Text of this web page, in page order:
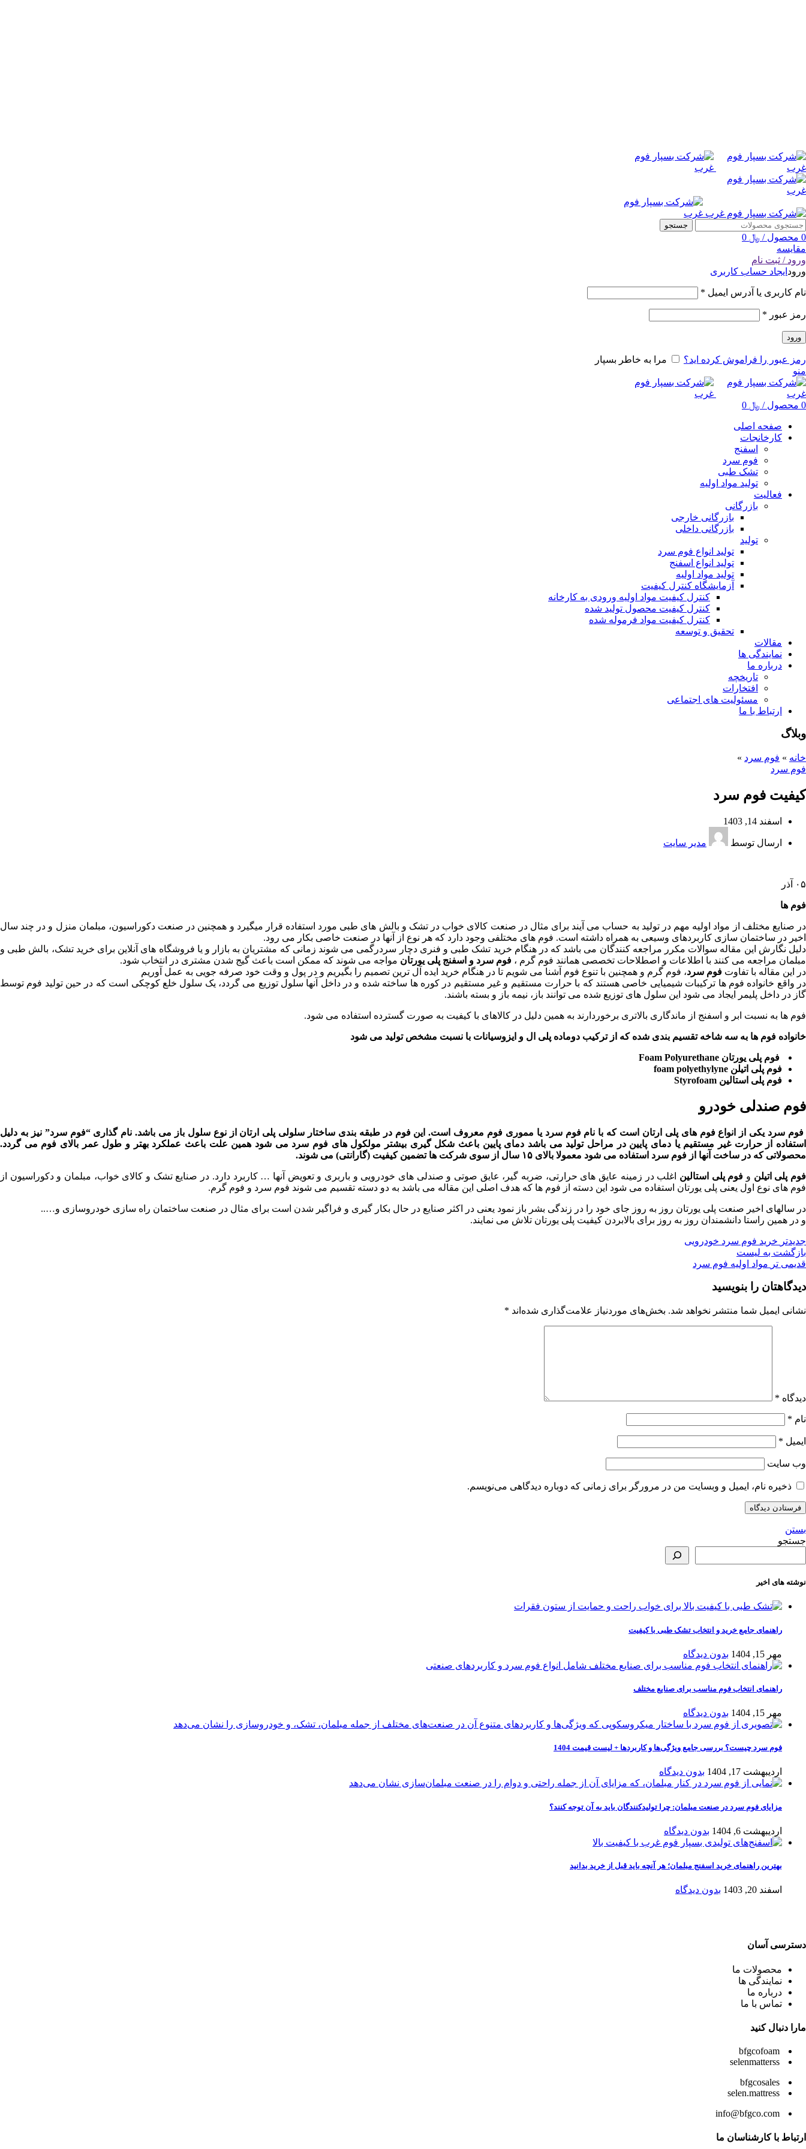
جستجو
0 محصول / ﷼
مقایسه
ورود / ثبت نام
ورود ایجاد حساب کاربری
نام کاربری یا آدرس ایمیل *
رمز عبور *
ورود
رمز عبور را فراموش کرده اید؟
مرا به خاطر بسپار
منو
0 محصول / ﷼
صفحه اصلی
کارخانجات
اسفنج
فوم سرد
تشک طبی
تولید مواد اولیه
فعالیت
بازرگانی
بازرگانی خارجی
بازرگانی داخلی
تولید
تولید انواع فوم سرد
تولید انواع اسفنج
تولید مواد اولیه
آزمایشگاه کنترل کیفیت
کنترل کیفیت مواد اولیه ورودی به کارخانه
کنترل کیفیت محصول تولید شده
کنترل کیفیت مواد فرموله شده
تحقیق و توسعه
مقالات
نمایندگی ها
درباره ما
تاریخچه
افتخارات
مسئولیت های اجتماعی
ارتباط با ما
وبلاگ
خانه » فوم سرد »
فوم سرد
کیفیت فوم سرد
اسفند 14, 1403
ارسال توسط مدیر سایت
۰۵ آذر
فوم ها
در صنایع مختلف از مواد اولیه مهم در تولید به حساب می آیند برای مثال در صنعت کالای خواب در تشک و بالش های طبی مورد استفاده قرار میگیرد و همچنین در صنعت دکوراسیون، مبلمان منزل و در چند سال
اخیر در ساختمان سازی کاربردهای وسیعی به همراه داشته است. فوم های مختلفی وجود دارد که هر نوع از آنها در صنعت خاصی بکار می رود.
دلیل نگارش این مقاله سوالات مکرر مراجعه کنندگان می باشد که در هنگام خرید تشک طبی و فنری دچار سردرگمی می شوند زمانی که مشتریان به بازار و یا فروشگاه های آنلاین برای خرید تشک، بالش طبی و
مبلمان مراجعه می کنند با اطلاعات و اصطلاحات تخصصی همانند فوم گرم ، فوم سرد و اسفنج پلی یورتان مواجه می شوند که ممکن است باعث گیج شدن مشتری در انتخاب شود.
در این مقاله با تفاوت فوم سرد، فوم گرم و همچنین با تنوع فوم آشنا می شویم تا در هنگام خرید ایده آل ترین تصمیم را بگیریم و در پول و وقت خود صرفه جویی به عمل آوریم
در واقع خانواده فوم ها ترکیبات شیمیایی خاصی هستند که با حرارت مستقیم و غیر مستقیم در کوره ها ساخته شده و در داخل آنها سلول توزیع می گردد، یک سلول خلع کوچکی است که در حین تولید فوم توسط
گاز در داخل پلیمر ایجاد می شود این سلول های توزیع شده می توانند باز، نیمه باز و بسته باشند.
فوم ها به نسبت ابر و اسفنج از ماندگاری بالاتری برخوردارند به همین دلیل در کالاهای با کیفیت به صورت گسترده استفاده می شود.
خانواده فوم ها به سه شاخه تقسیم بندی شده که از ترکیب دوماده پلی ال و ایزوسیانات با نسبت مشخص تولید می شود
فوم پلی یورتان Foam Polyurethane
فوم پلی اتیلن foam polyethylyne
فوم پلی استالین Styrofoam
فوم صندلی خودرو
فوم سرد یکی از انواع فوم های پلی ارتان است که با نام فوم سرد یا مموری فوم معروف است. این فوم در طبقه بندی ساختار سلولی پلی ارتان از نوع سلول باز می باشد. نام گذاری “فوم سرد” نیز به دلیل
استفاده از حرارت غیر مستقیم یا دمای پایین در مراحل تولید می باشد دمای پایین باعث شکل گیری بیشتر مولکول های فوم سرد می شود همین علت باعث عملکرد بهتر و طول عمر بالای فوم می گردد.
محصولاتی که در ساخت آنها از فوم سرد استفاده می شود معمولا بالای ۱۵ سال از سوی شرکت ها تضمین کیفیت (گارانتی) می شوند.
فوم پلی اتیلن و فوم پلی استالین اغلب در زمینه عایق های حرارتی، ضربه گیر، عایق صوتی و صندلی های خودرویی و باربری و تعویض آنها … کاربرد دارد. در صنایع تشک و کالای خواب، مبلمان و دکوراسیون از
فوم های نوع اول یعنی پلی یورتان استفاده می شود این دسته از فوم ها که هدف اصلی این مقاله می باشد به دو دسته تقسیم می شوند فوم سرد و فوم گرم.
در سالهای اخیر صنعت پلی یورتان روز به روز جای خود را در زندگی بشر باز نمود یعنی در اکثر صنایع در حال بکار گیری و فراگیر شدن است برای مثال در صنعت ساختمان راه سازی خودروسازی و…..
و در همین راستا دانشمندان روز به روز برای بالابردن کیفیت پلی یورتان تلاش می نمایند.
جدیدتر خرید فوم سرد خودرویی
بازگشت به لیست
قدیمی تر مواد اولیه فوم سرد
دیدگاهتان را بنویسید
نشانی ایمیل شما منتشر نخواهد شد. بخش‌های موردنیاز علامت‌گذاری شده‌اند *
دیدگاه *
نام *
ایمیل *
وب‌ سایت
ذخیره نام، ایمیل و وبسایت من در مرورگر برای زمانی که دوباره دیدگاهی می‌نویسم.
بستن
جستجو
نوشته های اخیر
راهنمای جامع خرید و انتخاب تشک طبی با کیفیت
مهر 15, 1404 بدون دیدگاه
راهنمای انتخاب فوم مناسب برای صنایع مختلف
مهر 15, 1404 بدون دیدگاه
فوم سرد چیست؟ بررسی جامع ویژگی‌ها و کاربردها + لیست قیمت 1404
اردیبهشت 17, 1404 بدون دیدگاه
مزایای فوم سرد در صنعت مبلمان: چرا تولیدکنندگان باید به آن توجه کنند؟
اردیبهشت 6, 1404 بدون دیدگاه
بهترین راهنمای خرید اسفنج مبلمان؛ هر آنچه باید قبل از خرید بدانید
اسفند 20, 1403 بدون دیدگاه
دسترسی آسان
محصولات ما
نمایندگی ها
درباره ما
تماس با ما
مارا دنبال کنید
bfgcofoam
selenmatterss
bfgcosales
selen.mattress
info@bfgco.com
ارتباط با کارشناسان ما